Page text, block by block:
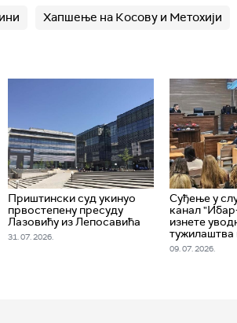
Хапшење на Косову и Метохији
Приштински суд укинуо
првостепену пресуду
Лазовићу из Лепосавића
31. 07. 2026.
Суђење у
канал
изнете
09. 07. 2026.